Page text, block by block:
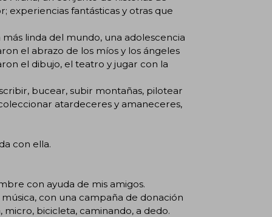
experiencias fantásticas y otras que
linda del mundo, una adolescencia
el abrazo de los míos y los ángeles
el dibujo, el teatro y jugar con la
bucear, subir montañas, pilotear
atardeceres y amaneceres,
con ella.
con ayuda de mis amigos.
con una campaña de donación
bicicleta, caminando, a dedo.